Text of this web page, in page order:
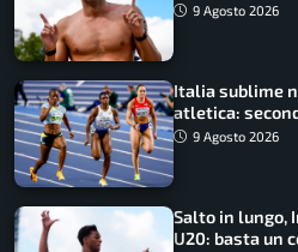
9 Agosto 2026
Italia sublime
atletica:
medagliere
9 Agosto 2026
Salto in lungo,
U20: basta un